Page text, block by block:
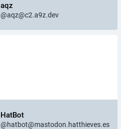
aqz
@aqz@c2.a9z.dev
HatBot
@hatbot@mastodon.hatthieves.es